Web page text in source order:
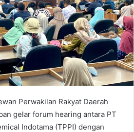
Perwakilan Rakyat Daerah
gelar forum hearing antara PT
Indotama (TPPI) dengan